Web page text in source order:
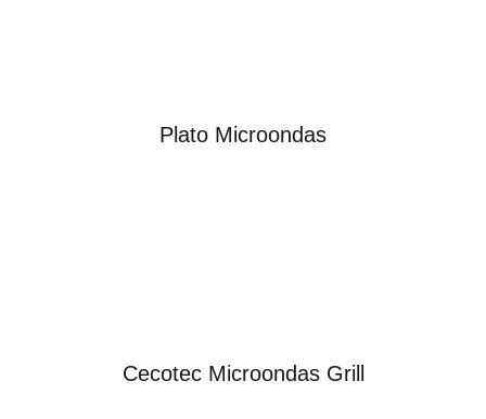
Plato Microondas
Cecotec Microondas Grill